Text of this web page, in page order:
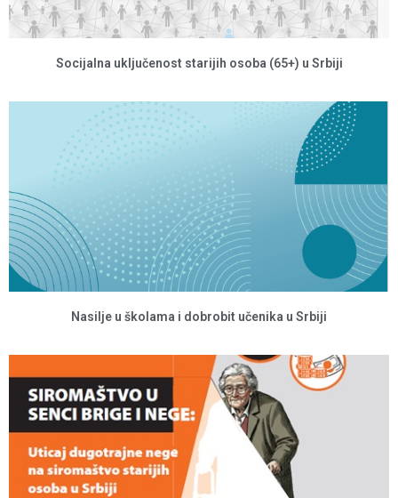
Socijalna uključenost starijih osoba (65+) u Srbiji
Nasilje u školama i dobrobit učenika u Srbiji